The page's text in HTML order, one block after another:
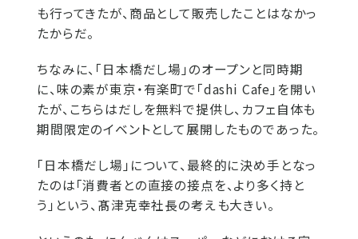
も行ってきたが、商品として販売したことはなかっ
たからだ。
ちなみに、「日本橋だし場」のオープンと同時期
に、味の素が東京・有楽町で「dashi Cafe」を開い
たが、こちらはだしを無料で提供し、カフェ自体も
期間限定のイベントとして展開したものであった。
「日本橋だし場」について、最終的に決め手となっ
たのは「消費者との直接の接点を、より多く持と
う」という、髙津克幸社長の考えも大きい。